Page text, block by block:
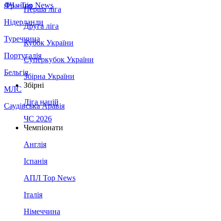
Франція
Нідерланди
Туреччина
Португалія
Бельгія
МЛС
Саудівська Аравія
ЛЧ - Top News
Перша ліга
Друга ліга
Кубок України
Суперкубок України
Збірна України
Збірні
Ліга націй
ЧС 2026
Чемпіонати
Англія
Іспанія
АПЛ Top News
Італія
Німеччина